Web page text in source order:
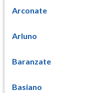
Arconate
Arluno
Baranzate
Basiano